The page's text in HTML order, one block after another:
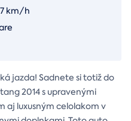
km/h
jazda! Sadnete si totiž do
2014 s upravenými
aj luxusným celolakom v